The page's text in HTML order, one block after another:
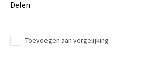
Delen
Toevoegen aan vergelijking